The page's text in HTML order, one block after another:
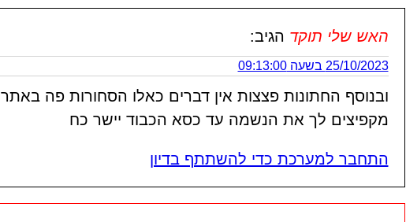
האש שלי תוקד הגיב:
25/10/2023 בשעה 09:13:00
ובנוסף החתונות פצצות אין דברים כאלו הסחורות פה באתר
מקפיצים לך את הנשמה עד כסא הכבוד יישר כח
התחבר למערכת כדי להשתתף בדיון